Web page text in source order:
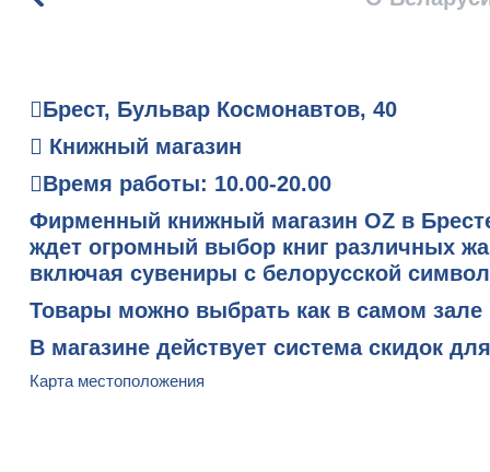
Брест, Бульвар Космонавтов, 40
Книжный магазин
Время работы: 10.00-20.00
Фирменный книжный магазин OZ в
ждет огромный выбор книг различных
включая сувениры с белорусской
Товары можно выбрать как в самом
В магазине действует система скидок
Карта местоположения